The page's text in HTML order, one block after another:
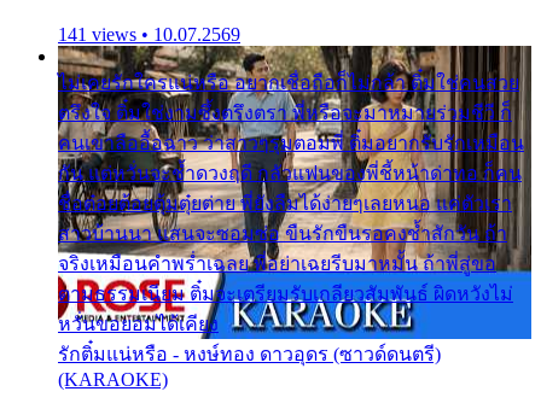
141 views • 10.07.2569
ไม่เคยรักใครแน่หรือ อยากเชื่อถือก็ไม่กล้า ติ๋มใช่คนสวย
ตรึงใจ ติ๋มใช่งามซึ้งตรึงตรา พี่หรือจะมาหมายร่วมชีวี ก็
คนเขาลืออื้อฉาว ว่าสาวๆรุมตอมพี่ ติ๋มอยากรับรักเหมือน
กัน แต่หวั่นจะช้ำดวงฤดี กลัวแฟนของพี่ชี้หน้าด่าทอ ก็คน
ชื่อต๋อยต้อยตุ้มตุ๋ยต่าย พี่ยังลืมได้ง่ายๆเลยหนอ แค่ตัวเรา
สาวบ้านนา แสนจะซอมซ่อ ขืนรักขืนรอคงช้ำสักวัน ถ้า
จริงเหมือนคำพร่ำเฉลย พี่อย่าเฉยรีบมาหมั้น ถ้าพี่สู่ขอ
ตามธรรมเนียม ติ๋มจะเตรียมรับเกลียวสัมพันธ์ ผิดหวังไม่
หวั่นขอยอมได้เคียง
รักติ๋มแน่หรือ - หงษ์ทอง ดาวอุดร (ซาวด์ดนตรี)
(KARAOKE)